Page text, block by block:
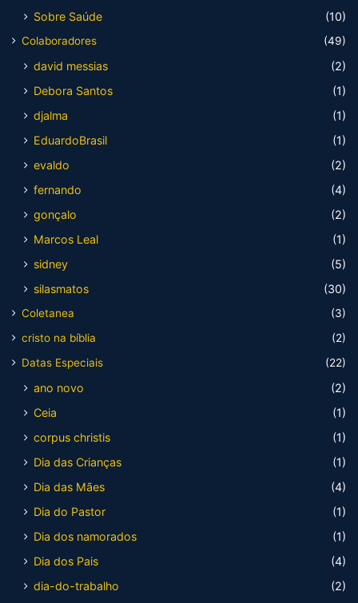
Sobre Saúde
(10)
Colaboradores (49)
david messias
(2)
Debora Santos
(1)
djalma
(1)
EduardoBrasil
(1)
evaldo
(2)
fernando
(4)
gonçalo
(2)
Marcos Leal
(1)
sidney
(5)
silasmatos
(30)
Coletanea
(3)
cristo na bíblia
(2)
Datas Especiais
(22)
ano novo
(2)
Ceia
(1)
corpus christis
(1)
Dia das Crianças
(1)
Dia das Mães
(4)
Dia do Pastor
(1)
Dia dos namorados
(1)
Dia dos Pais
(4)
dia-do-trabalho
(2)